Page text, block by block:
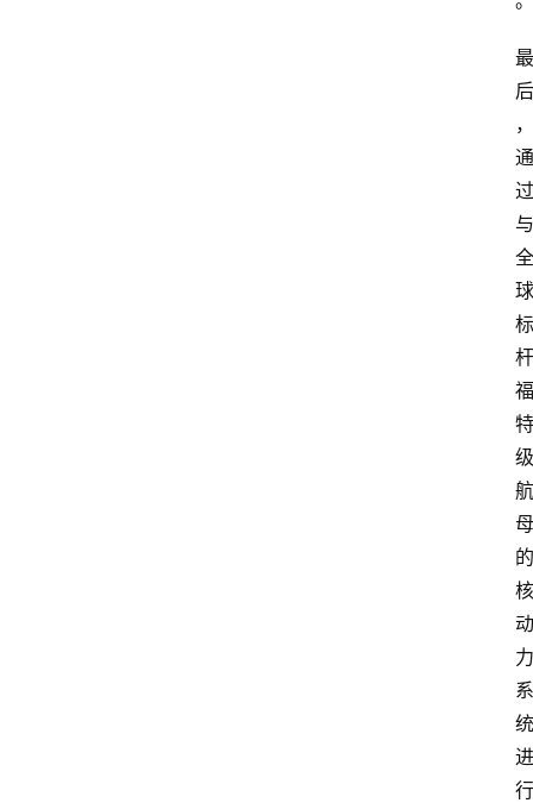
最
后
，
通
过
与
全
球
标
杆
福
特
级
航
母
的
核
动
力
系
统
进
行